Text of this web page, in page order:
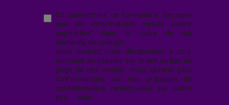
En soumettant ce formulaire, j’accepte
que les informations saisies soient
exploitées* dans le cadre de ma
demande de contact.
Vous pouvez vous désabonner à tout
moment en cliquant sur le lien en bas de
page de nos emails. Pour obtenir plus
d'informations sur nos pratiques de
confidentialité, rendez-vous sur notre
site web